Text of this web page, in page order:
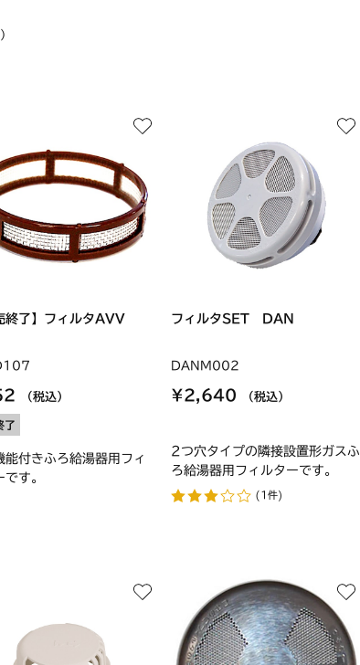
終了】フィルタAVV
（税込）
了
能付きふろ給湯器用フィ
です。
フィルタSET DAN
DANM002
¥2,640 （税込）
2つ穴タイプの隣接設置形ガスふ
ろ給湯器用フィルターです。
(1件)